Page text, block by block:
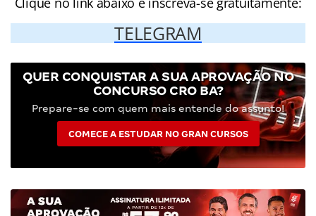
TELEGRAM
QUER CONQUISTAR A SUA APROVAÇÃO NO
CONCURSO CRO BA?
Prepare-se com quem mais entende do assunto!
COMECE A ESTUDAR NO GRAN CURSOS